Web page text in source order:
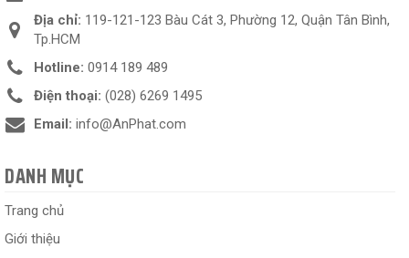
Địa chỉ: 119-121-123 Bàu Cát 3, Phường 12, Quận Tân Bình,
Tp.HCM
Hotline: 0914 189 489
Điện thoại: (028) 6269 1495
Email: info@AnPhat.com
DANH MỤC
Trang chủ
Giới thiệu